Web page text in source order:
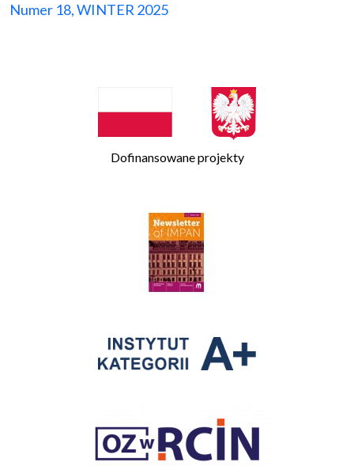
Numer 18, WINTER 2025
Dofinansowane projekty